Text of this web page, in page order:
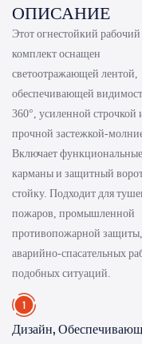
ОПИСАНИЕ
Этот огнестойкий рабочий
комплект оснащен
светоотражающей лентой,
обеспечивающей
360°, усиленной строчкой
прочной застежкой-
Включает функциональные
карманы и защитный
стойку. Подходит для
пожаров, промышленной
противопожарной защиты,
аварийно-спасательных
подобных ситуаций.
Дизайн,